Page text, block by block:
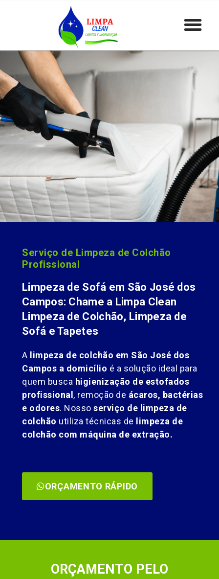
Serviço de Limpeza de Colchão
Profissional
Limpeza de Sofá em São José dos
Campos: Chame a Limpa Clean
Limpeza de Colchão, Limpeza de
Sofá e Tapetes
A limpeza de colchão em São José dos
Campos a domicílio é a solução ideal para
quem busca higienização de estofados
profissional, remoção de ácaros, bactérias
e odores. Nosso serviço de limpeza de
colchão utiliza técnicas de limpeza de
colchão com máquina de extração.
ORÇAMENTO RÁPIDO
ORÇAMENTO PELO